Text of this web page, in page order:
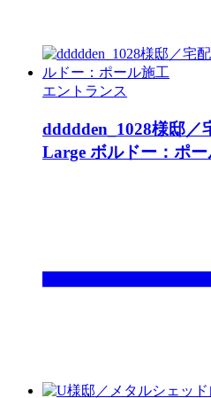
エントランス
ddddden_1028様邸／
Large ボルドー：ポ